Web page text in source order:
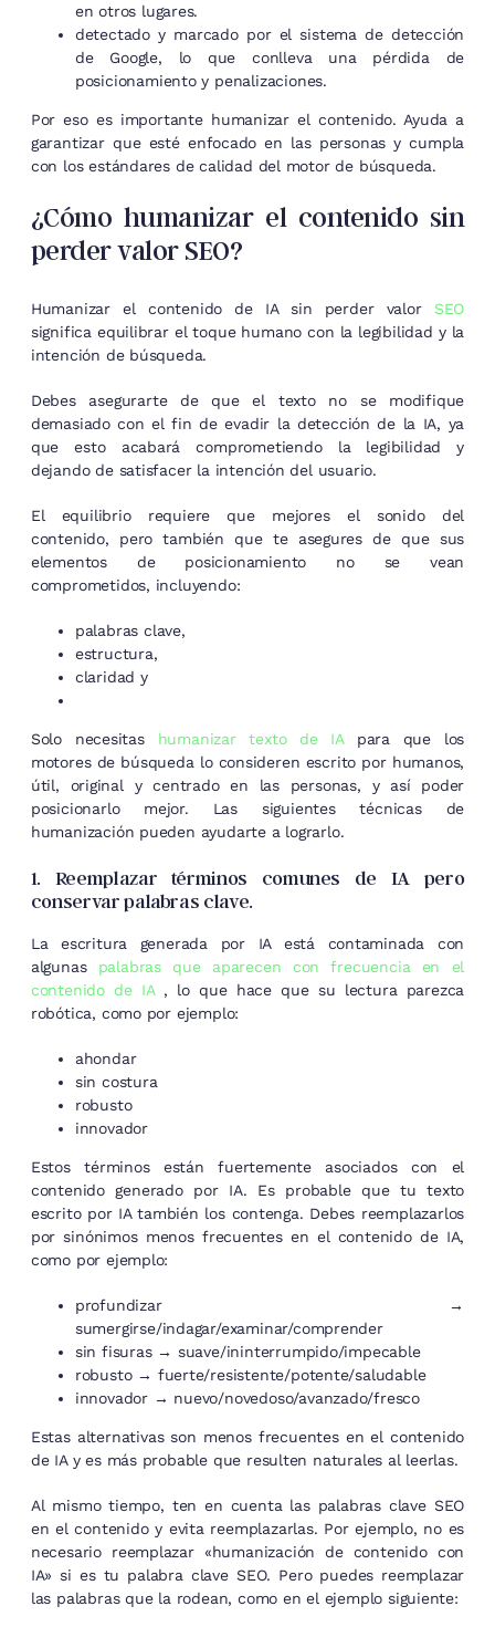
en otros lugares.
detectado y marcado por el sistema de detección
de Google, lo que conlleva una pérdida de
posicionamiento y penalizaciones.
Por eso es importante humanizar el contenido. Ayuda a
garantizar que esté enfocado en las personas y cumpla
con los estándares de calidad del motor de búsqueda.
¿Cómo humanizar el contenido sin
perder valor SEO?
Humanizar el contenido de IA sin perder valor SEO
significa equilibrar el toque humano con la legibilidad y la
intención de búsqueda.
Debes asegurarte de que el texto no se modifique
demasiado con el fin de evadir la detección de la IA, ya
que esto acabará comprometiendo la legibilidad y
dejando de satisfacer la intención del usuario.
El equilibrio requiere que mejores el sonido del
contenido, pero también que te asegures de que sus
elementos de posicionamiento no se vean
comprometidos, incluyendo:
palabras clave,
estructura,
claridad y
Solo necesitas humanizar texto de IApara que los
motores de búsqueda lo consideren escrito por humanos,
útil, original y centrado en las personas, y así poder
posicionarlo mejor. Las siguientes técnicas de
humanización pueden ayudarte a lograrlo.
1. Reemplazar términos comunes de IA pero
conservar palabras clave.
La escritura generada por IA está contaminada con
algunas palabras que aparecen con frecuencia en el
contenido de IA, lo que hace que su lectura parezca
robótica, como por ejemplo:
ahondar
sin costura
robusto
innovador
Estos términos están fuertemente asociados con el
contenido generado por IA. Es probable que tu texto
escrito por IA también los contenga. Debes reemplazarlos
por sinónimos menos frecuentes en el contenido de IA,
como por ejemplo:
profundizar →
sumergirse/indagar/examinar/comprender
sin fisuras → suave/ininterrumpido/impecable
robusto → fuerte/resistente/potente/saludable
innovador → nuevo/novedoso/avanzado/fresco
Estas alternativas son menos frecuentes en el contenido
de IA y es más probable que resulten naturales al leerlas.
Al mismo tiempo, ten en cuenta las palabras clave SEO
en el contenido y evita reemplazarlas. Por ejemplo, no es
necesario reemplazar «humanización de contenido con
IA» si es tu palabra clave SEO. Pero puedes reemplazar
las palabras que la rodean, como en el ejemplo siguiente: